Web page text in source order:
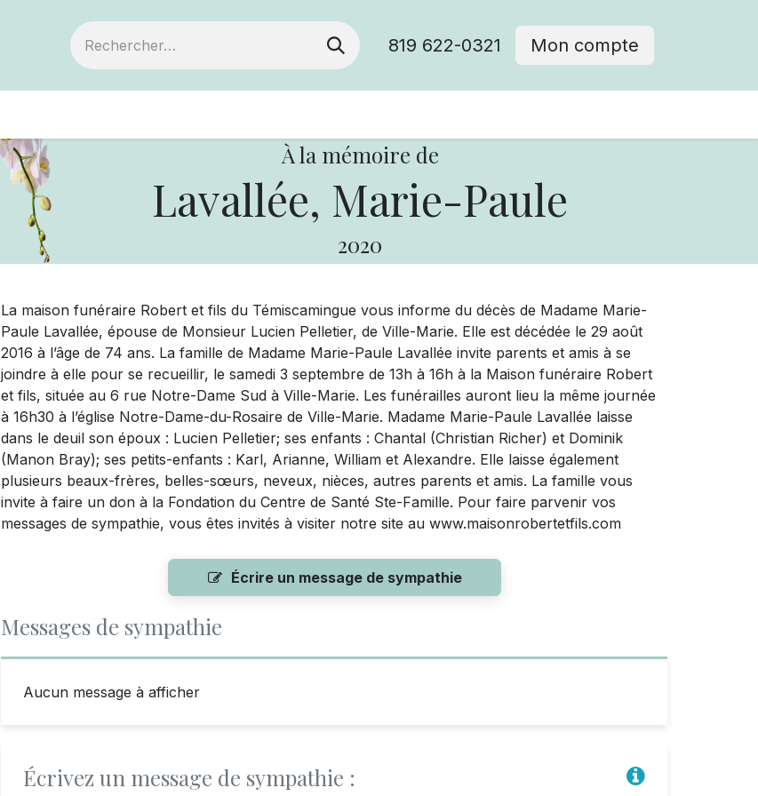
819 622-0321 Mon compte
À la mémoire de
Lavallée, Marie-Paule
2020
La maison funéraire Robert et fils du Témiscamingue vous informe du décès de Madame Marie-
Paule Lavallée, épouse de Monsieur Lucien Pelletier, de Ville-Marie. Elle est décédée le 29 août
2016 à l’âge de 74 ans. La famille de Madame Marie-Paule Lavallée invite parents et amis à se
joindre à elle pour se recueillir, le samedi 3 septembre de 13h à 16h à la Maison funéraire Robert
et fils, située au 6 rue Notre-Dame Sud à Ville-Marie. Les funérailles auront lieu la même journée
à 16h30 à l’église Notre-Dame-du-Rosaire de Ville-Marie. Madame Marie-Paule Lavallée laisse
dans le deuil son époux : Lucien Pelletier; ses enfants : Chantal (Christian Richer) et Dominik
(Manon Bray); ses petits-enfants : Karl, Arianne, William et Alexandre. Elle laisse également
plusieurs beaux-frères, belles-sœurs, neveux, nièces, autres parents et amis. La famille vous
invite à faire un don à la Fondation du Centre de Santé Ste-Famille. Pour faire parvenir vos
messages de sympathie, vous êtes invités à visiter notre site au www.maisonrobertetfils.com
Écrire un message de sympathie
Messages de sympathie
Aucun message à afficher
Écrivez un message de sympathie :